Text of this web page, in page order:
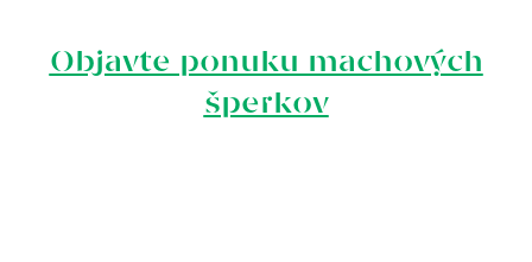
Objavte ponuku machových
šperkov